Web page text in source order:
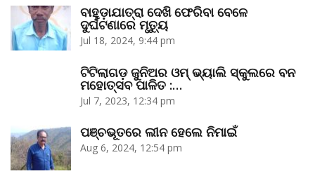
ବାହୁଡ଼ାଯାତ୍ରା ଦେଖି ଫେରିବା ବେଳେ
ଦୁର୍ଘଟଣାରେ ମୃତ୍ୟୁ
Jul 18, 2024, 9:44 pm
ଟିଟିଲାଗଡ଼ ଜୁନିଅର ଓମ୍‌ ଭ୍ୟାଲି ସ୍କୁଲରେ ବନ
ମହୋତ୍ସବ ପାଳିତ :…
Jul 7, 2023, 12:34 pm
ପଞ୍ଚଭୂତରେ ଲୀନ ହେଲେ ନିମାଇଁ
Aug 6, 2024, 12:54 pm